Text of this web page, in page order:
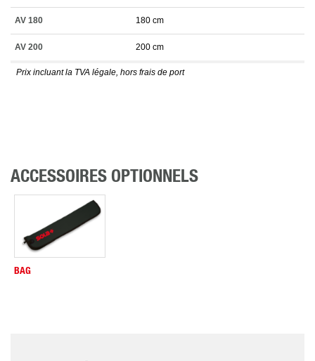
AV 180 180 cm
AV 200 200 cm
Prix incluant la TVA légale, hors frais de port
ACCESSOIRES OPTIONNELS
BAG